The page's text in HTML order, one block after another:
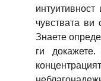
чувствата ви
Знаете
ги